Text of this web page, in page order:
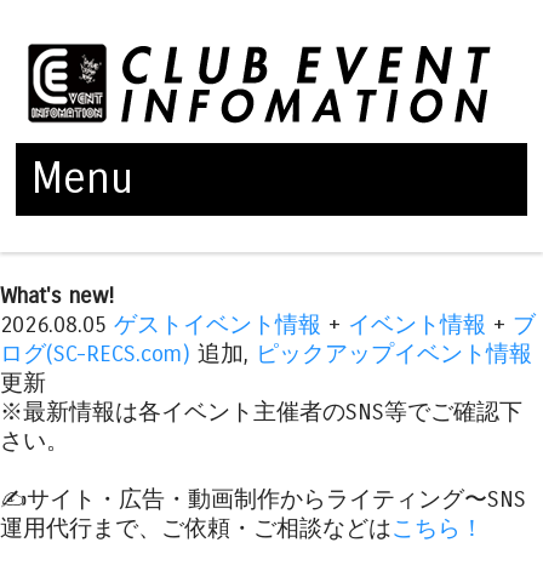
Menu
What's new!
2026.08.05 ゲストイベント情報 + イベント情報 + ブ
ログ(SC-RECS.com) 追加, ピックアップイベント情報
更新
※最新情報は各イベント主催者のSNS等でご確認下
さい。
✍️サイト・広告・動画制作からライティング〜SNS
運用代行まで、ご依頼・ご相談などはこちら！